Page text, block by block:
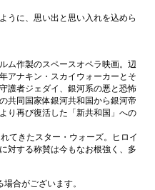
うに、思い出と思い入れを込めら
ム作製のスペースオペラ映画。辺
アナキン・スカイウォーカーとそ
護者ジェダイ、銀河系の悪と恐怖
共同国家体銀河共和国から銀河帝
り再び復活した「新共和国」への
てきたスター・ウォーズ。ヒロイ
対する称賛は今もなお根強く、多
合がございます。